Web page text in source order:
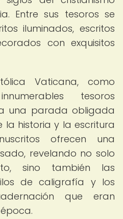
Entre sus tesoros se
iluminados, escritos
con exquisitos
Vaticana, como
tesoros
una parada obligada
historia y la escritura
ofrecen una
revelando no solo
sino también las
de caligrafía y los
que eran